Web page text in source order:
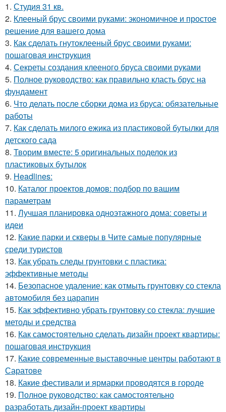
1. Студия 31 кв.
2. Клееный брус своими руками: экономичное и простое
решение для вашего дома
3. Как сделать гнутоклееный брус своими руками:
пошаговая инструкция
4. Секреты создания клееного бруса своими руками
5. Полное руководство: как правильно класть брус на
фундамент
6. Что делать после сборки дома из бруса: обязательные
работы
7. Как сделать милого ежика из пластиковой бутылки для
детского сада
8. Творим вместе: 5 оригинальных поделок из
пластиковых бутылок
9. Headlines:
10. Каталог проектов домов: подбор по вашим
параметрам
11. Лучшая планировка одноэтажного дома: советы и
идеи
12. Какие парки и скверы в Чите самые популярные
среди туристов
13. Как убрать следы грунтовки с пластика:
эффективные методы
14. Безопасное удаление: как отмыть грунтовку со стекла
автомобиля без царапин
15. Как эффективно убрать грунтовку со стекла: лучшие
методы и средства
16. Как самостоятельно сделать дизайн проект квартиры:
пошаговая инструкция
17. Какие современные выставочные центры работают в
Саратове
18. Какие фестивали и ярмарки проводятся в городе
19. Полное руководство: как самостоятельно
разработать дизайн-проект квартиры